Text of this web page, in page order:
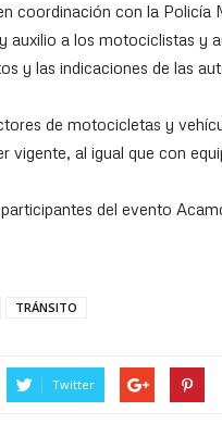
coordinación con la Policía
auxilio a los motociclistas y
y las indicaciones de las
de motocicletas y
vigente, al igual que con
del evento
TRÁNSITO
Twitter